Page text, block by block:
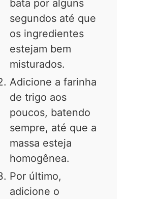
bata por alguns
segundos até que
os ingredientes
estejam bem
misturados.
Adicione a farinha
de trigo aos
poucos, batendo
sempre, até que a
massa esteja
homogênea.
Por último,
adicione o